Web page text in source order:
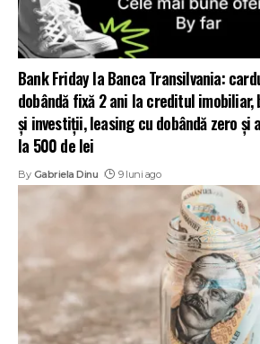
Bank Friday la Banca Transilvania:
dobândă fixă 2 ani la creditul
și investiții, leasing cu dobândă zero și
la 500 de lei
By Gabriela Dinu 9 luni ago